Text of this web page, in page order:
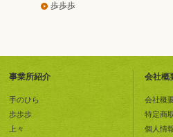
歩歩歩
事業所紹介
手のひら
歩歩歩
上々
会社概
会社概
特定商
個人情